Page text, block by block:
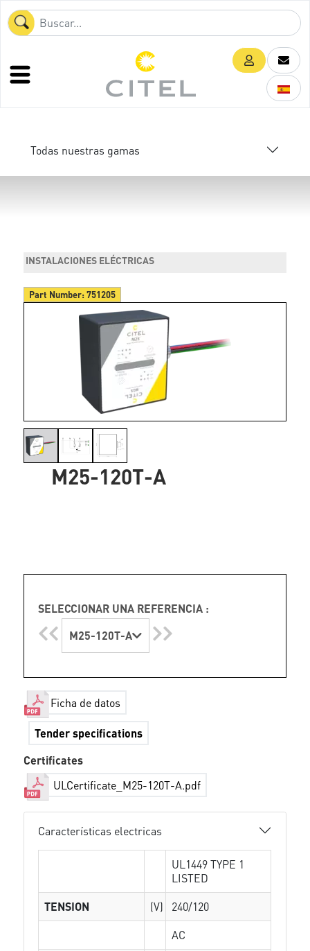
Todas nuestras gamas
INSTALACIONES ELÉCTRICAS
Part Number:751205
M25-120T-A
SELECCIONAR UNA REFERENCIA :
M25-120T-A
Ficha de datos
Tender specifications
Certificates
ULCertificate_M25-120T-A.pdf
Características electricas
UL1449 TYPE 1
LISTED
TENSION
(V)
240/120
AC